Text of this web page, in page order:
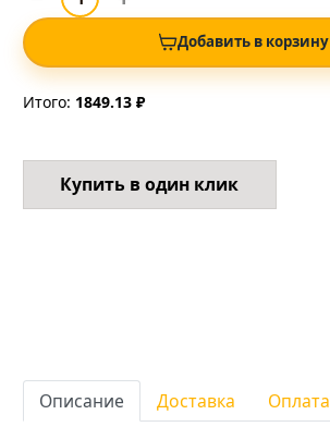
Добавить в корзину
Итого: 1849.13 ₽
Купить в один клик
Описание Доставка Оплата